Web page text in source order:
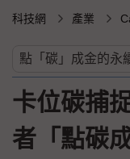
科技網 產業
卡位碳捕
者「點碳成